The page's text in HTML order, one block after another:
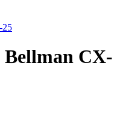
25
Bellman CX-